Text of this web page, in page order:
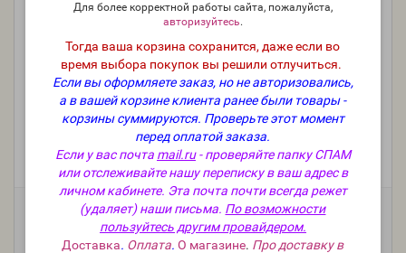
Для более корректной работы сайта, пожалуйста,
авторизуйтесь.
Тогда ваша корзина сохранится, даже если во
время выбора покупок вы решили отлучиться.
Если вы оформляете заказ, но не авторизовались,
а в вашей корзине клиента ранее были товары -
корзины суммируются. Проверьте этот момент
перед оплатой заказа.
Если у вас почта mail.ru- проверяйте папку СПАМ
или отслеживайте нашу переписку в ваш адрес в
личном кабинете. Эта почта почти всегда режет
(удаляет) наши письма. По возможности
пользуйтесь другим провайдером.
Доставка. Оплата.О магазине. Про доставку в
"Розовый сахар" - NG Pink Sugar, отдушка США
Производитель: Nature's Garden, США
Модель: FO-USA-NG-011
Фасовка:
+1 658 руб. 50 г +884 руб. 25 г +520 руб. 10 г